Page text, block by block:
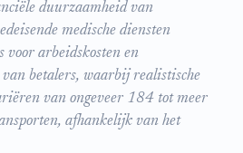
duurzaamheid van
medische diensten
voor arbeidskosten en
van betalers, waarbij realistische
van ongeveer 184 tot meer
afhankelijk van het